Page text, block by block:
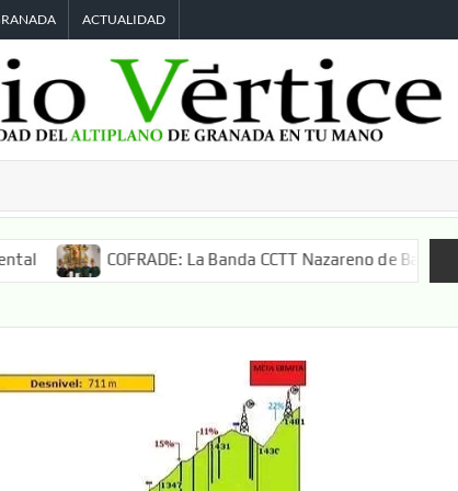
ACTUALIDAD
COFRADE: La Banda CCTT Nazareno de Baza